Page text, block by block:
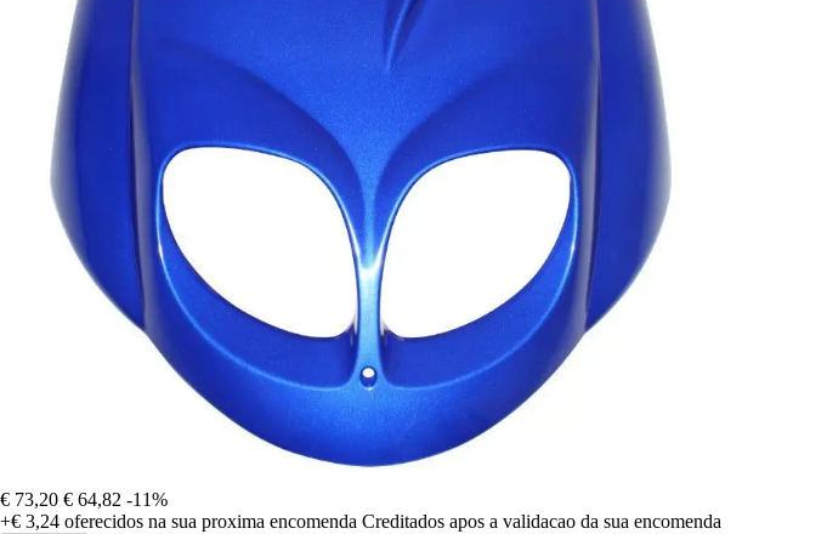
€ 73,20 € 64,82 -11%
+€ 3,24 oferecidos na sua proxima encomenda Creditados apos a validacao da sua encomenda